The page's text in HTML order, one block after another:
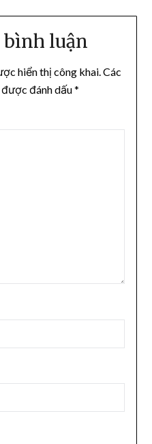
luận
hiển thị công khai.Các
đánh dấu*